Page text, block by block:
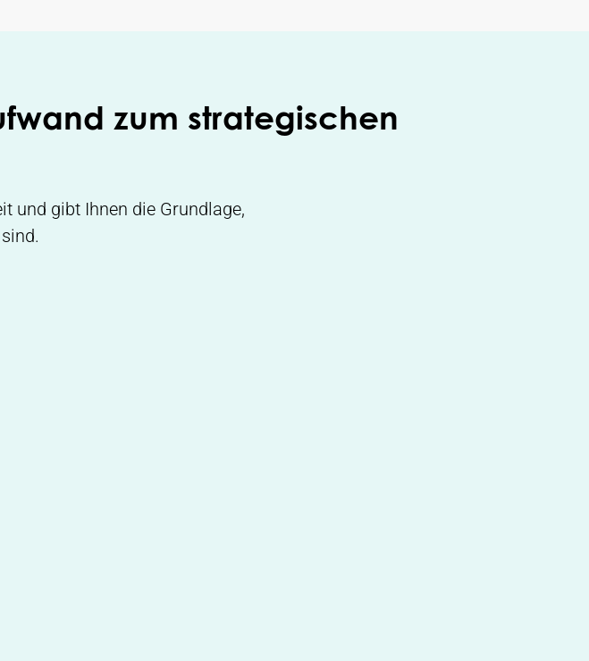
zum strategischen
und gibt Ihnen die Grundlage,